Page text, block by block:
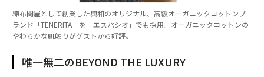
綿布問屋として創業した興和のオリジナル、高級オーガニックコットンブ
ランド「TENERITA」を「エスパシオ」でも採用。オーガニックコットンの
やわらかな肌触りがゲストから好評。
唯一無二のBEYOND THE LUXURY